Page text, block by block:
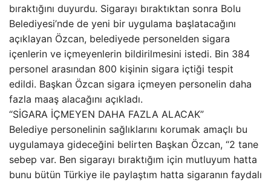
bıraktığını duyurdu. Sigarayı bıraktıktan sonra Bolu
Belediyesi’nde de yeni bir uygulama başlatacağını
açıklayan Özcan, belediyede personelden sigara
içenlerin ve içmeyenlerin bildirilmesini istedi. Bin 384
personel arasından 800 kişinin sigara içtiği tespit
edildi. Başkan Özcan sigara içmeyen personelin daha
fazla maaş alacağını açıkladı.
“SİGARA İÇMEYEN DAHA FAZLA ALACAK”
Belediye personelinin sağlıklarını korumak amaçlı bu
uygulamaya gideceğini belirten Başkan Özcan, “2 tane
sebep var. Ben sigarayı bıraktığım için mutluyum hatta
bunu bütün Türkiye ile paylaştım hatta sigaranın faydalı